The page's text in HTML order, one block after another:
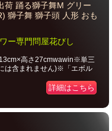
荷 踊る獅子舞M グリー
獅子舞 獅子頭 人形 おも
ー専門問屋花びし
13cm×高さ27cmwawin※単三
は含まれません)※「エボル
詳細はこちら